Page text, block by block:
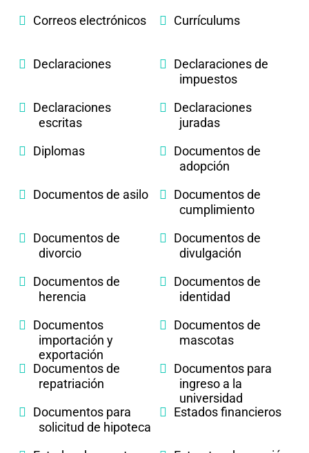
Correos electrónicos
Currículums
Declaraciones
Declaraciones de
impuestos
Declaraciones
escritas
Declaraciones
juradas
Diplomas
Documentos de
adopción
Documentos de asilo
Documentos de
cumplimiento
Documentos de
divorcio
Documentos de
divulgación
Documentos de
herencia
Documentos de
identidad
Documentos
importación y
exportación
Documentos de
mascotas
Documentos de
repatriación
Documentos para
ingreso a la
universidad
Documentos para
solicitud de hipoteca
Estados financieros